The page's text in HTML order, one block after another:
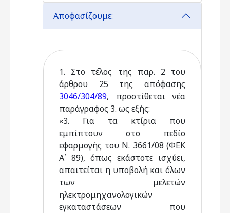
Αποφασίζουμε:
1. Στο τέλος της παρ. 2 του
άρθρου 25 της απόφασης
3046/304/89, προστίθεται νέα
παράγραφος 3. ως εξής:
«3. Για τα κτίρια που
εμπίπτουν στο πεδίο
εφαρμογής του Ν. 3661/08 (ΦΕΚ
Α΄ 89), όπως εκάστοτε ισχύει,
απαιτείται η υποβολή και όλων
των μελετών
ηλεκτρομηχανολογικών
εγκαταστάσεων που